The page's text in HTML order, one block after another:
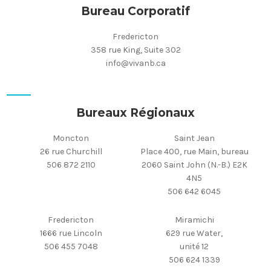
Bureau Corporatif
Fredericton
358 rue King, Suite 302
info@vivanb.ca
Bureaux Régionaux
Moncton
26 rue Churchill
506 872 2110
Saint Jean
Place 400, rue Main, bureau
2060 Saint John (N.-B.) E2K
4N5
506 642 6045
Fredericton
1666 rue Lincoln
506 455 7048
Miramichi
629 rue Water,
unité 12
506 624 1339